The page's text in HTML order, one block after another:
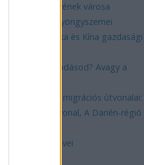
dzsungel szívének városa
rejtett gyöngyszemei
politika és Kína gazdasági
a gondolkodásod? Avagy a
migrációs útvonalai:
Mediterrán útvonal, A Darién-régió
óceáni út
mérföldkövei